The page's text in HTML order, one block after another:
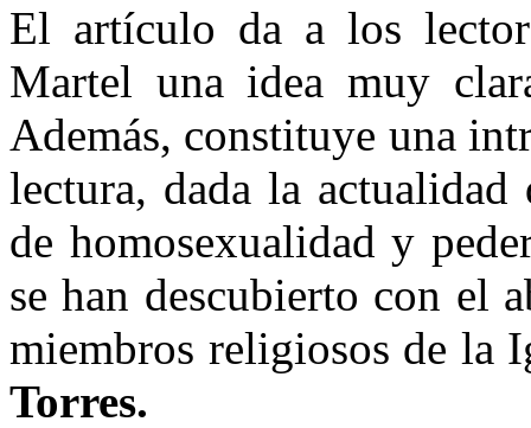
El artículo da a los
Martel una idea muy
Además, constituye una
lectura, dada la
de homosexualidad y
se han descubierto con el
miembros religiosos de la
Torres.